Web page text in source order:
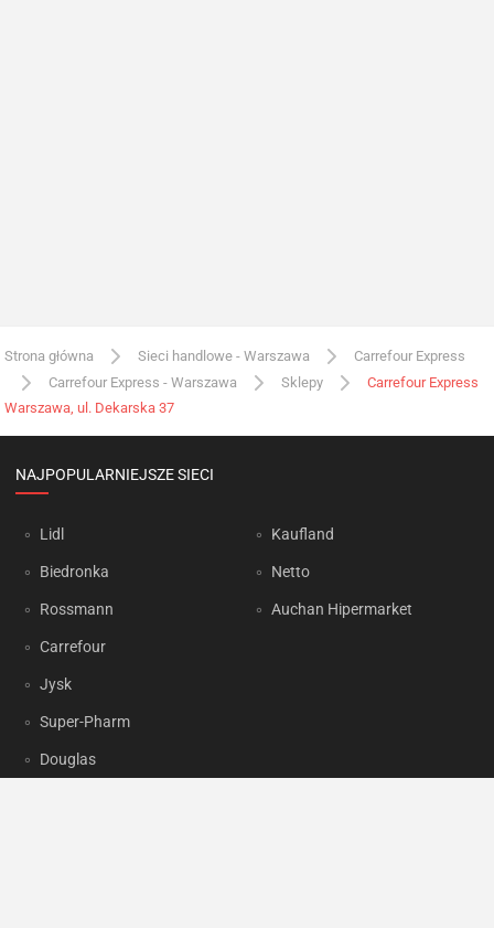
Strona główna Sieci handlowe - Warszawa
Carrefour Express
Carrefour Express - Warszawa
Sklepy
Carrefour Express
Warszawa, ul. Dekarska 37
NAJPOPULARNIEJSZE SIECI
Lidl
Biedronka
Rossmann
Carrefour
Jysk
Super-Pharm
Douglas
Kaufland
Netto
Auchan Hipermarket